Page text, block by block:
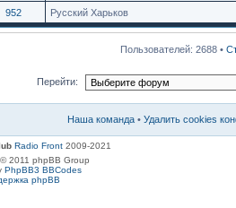
952 Русский Харьков
Пользователей: 2688 •
Перейти:
Наша команда • Удалить cookies
Radio Front 2009-2021
© 2011 phpBB Group
PhpBB3 BBCodes
phpBB